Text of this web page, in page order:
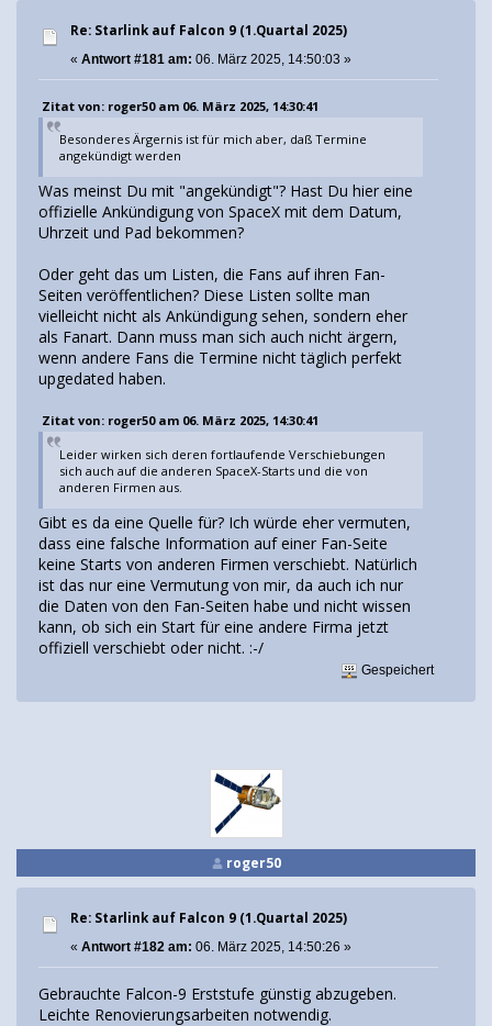
Re: Starlink auf Falcon 9 (1.Quartal 2025)
« Antwort #181 am: 06. März 2025, 14:50:03 »
Zitat von: roger50 am 06. März 2025, 14:30:41
Besonderes Ärgernis ist für mich aber, daß Termine
angekündigt werden
Was meinst Du mit "angekündigt"? Hast Du hier eine
offizielle Ankündigung von SpaceX mit dem Datum,
Uhrzeit und Pad bekommen?
Oder geht das um Listen, die Fans auf ihren Fan-
Seiten veröffentlichen? Diese Listen sollte man
vielleicht nicht als Ankündigung sehen, sondern eher
als Fanart. Dann muss man sich auch nicht ärgern,
wenn andere Fans die Termine nicht täglich perfekt
upgedated haben.
Zitat von: roger50 am 06. März 2025, 14:30:41
Leider wirken sich deren fortlaufende Verschiebungen
sich auch auf die anderen SpaceX-Starts und die von
anderen Firmen aus.
Gibt es da eine Quelle für? Ich würde eher vermuten,
dass eine falsche Information auf einer Fan-Seite
keine Starts von anderen Firmen verschiebt. Natürlich
ist das nur eine Vermutung von mir, da auch ich nur
die Daten von den Fan-Seiten habe und nicht wissen
kann, ob sich ein Start für eine andere Firma jetzt
offiziell verschiebt oder nicht. :-/
Gespeichert
roger50
Re: Starlink auf Falcon 9 (1.Quartal 2025)
« Antwort #182 am: 06. März 2025, 14:50:26 »
Gebrauchte Falcon-9 Erststufe günstig abzugeben.
Leichte Renovierungsarbeiten notwendig.